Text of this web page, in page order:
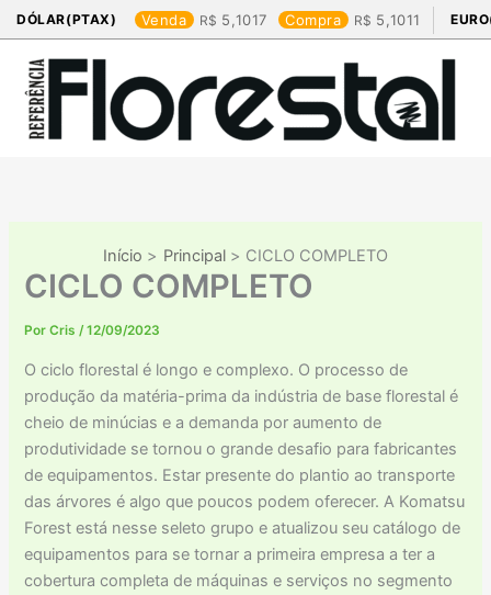
DÓLAR(PTAX) Venda 5,1017 Compra 5,1011
para
conteúdo
Início Principal CICLO COMPLETO
CICLO COMPLETO
PorCris/12/09/2023
O ciclo florestal é longo e complexo. O processo de
produção da matéria-prima da indústria de base florestal é
cheio de minúcias e a demanda por aumento de
produtividade se tornou o grande desafio para fabricantes
de equipamentos. Estar presente do plantio ao transporte
das árvores é algo que poucos podem oferecer. A Komatsu
Forest está nesse seleto grupo e atualizou seu catálogo de
equipamentos para se tornar a primeira empresa a ter a
cobertura completa de máquinas e serviços no segmento